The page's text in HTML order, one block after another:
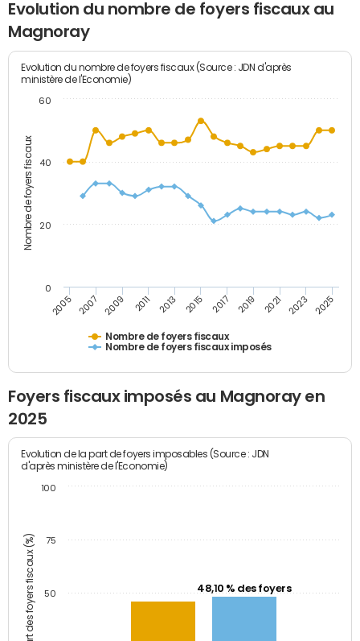
Evolution du nombre de foyers fiscaux au
Magnoray
Nombre de foyers fiscaux
Evolution du nombre de foyers fiscaux (Source : JDN d'après
ministère de l'Economie)
Nombre de foyers fiscaux
Nombre de foyers fiscaux imposés
2005 2007 2009 2011 2013 2015 2017 2019 2021 2023 2025
0
20
40
60
Foyers fiscaux imposés au Magnoray en
2025
Part des foyers fiscaux (%)
Evolution de la part de foyers imposables (Source : JDN
d'après ministère de l'Economie)
48,10 % des foyers
50
75
100